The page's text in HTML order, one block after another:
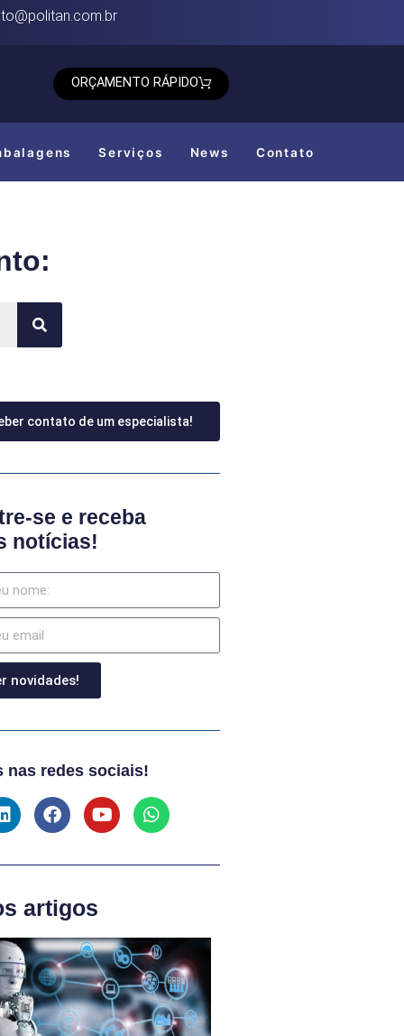
ORÇAMENTO RÁPIDO
Serviços News Contato
contato de um especialista!
se e receba
notícias!
novidades!
nas redes sociais!
artigos